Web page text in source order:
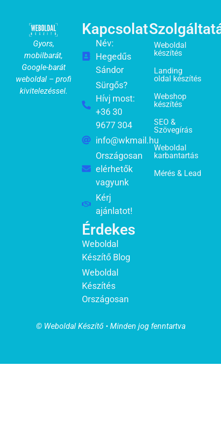
Gyors,
mobilbarát,
Google-barát
weboldal – profi
kivitelezéssel.
Kapcsolat
Név:
Hegedűs
Sándor
Sürgős?
Hívj most:
+36 30
9677 304
info@wkmail.hu
Országosan
elérhetők
vagyunk
Kérj
ajánlatot!
Érdekes
Weboldal
Készítő Blog
Weboldal
Készítés
Országosan
Weboldal
készítés
Landing
oldal készítés
Webshop
készítés
SEO &
Szövegírás
Weboldal
karbantartás
Mérés & Lead
© Weboldal Készítő • Minden jog fenntartva